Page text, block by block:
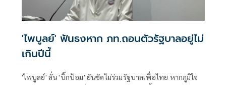
'ไพบูลย์' ฟันธงหาก ภท.ถอนตัวรัฐบาลอยู่ไม่
เกินปีนี้
'ไพบูลย์' ลั่น 'บิ๊กป้อม' ยันชัดไม่ร่วมรัฐบาลเพื่อไทย หากภูมิใจ